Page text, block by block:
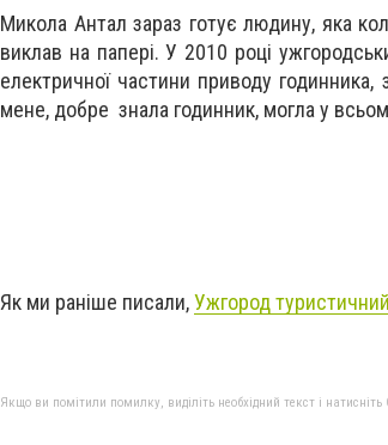
Микола Антал зараз готує людину, яка
виклав на папері. У 2010 році
електричної частини приводу
мене, добре знала годинник, могла у
Як ми раніше писали,Ужгород
Якщо ви помітили помилку, виділіть необхідний текст і